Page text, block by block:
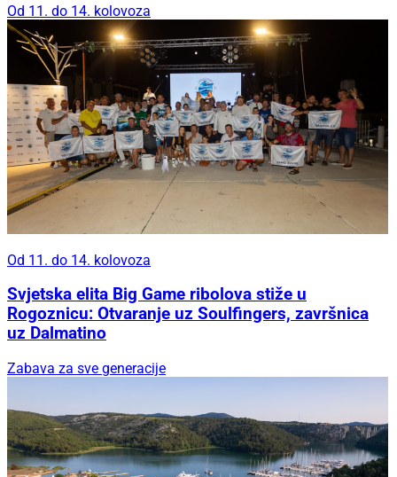
Od 11. do 14. kolovoza
Od 11. do 14. kolovoza
Svjetska elita Big Game ribolova stiže u
Rogoznicu: Otvaranje uz Soulfingers, završnica
uz Dalmatino
Zabava za sve generacije